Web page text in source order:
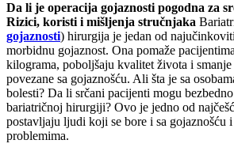
Da li je operacija gojaznosti pogodna za
Rizici, koristi i mišljenja stručnjaka
gojaznosti) hirurgija je jedan od
morbidnu gojaznost. Ona pomaže
kilograma, poboljšaju kvalitet života i
povezane sa gojaznošću. Ali šta je sa
bolesti? Da li srčani pacijenti mogu
bariatričnoj hirurgiji? Ovo je jedno od
postavljaju ljudi koji se bore i sa gojaznošću
problemima.